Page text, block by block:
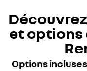
et options
Options